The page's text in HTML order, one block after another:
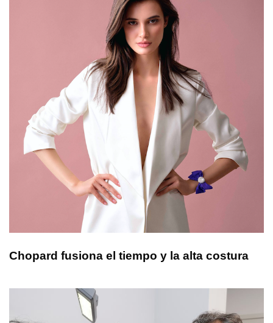
Chopard fusiona el tiempo y la alta costura